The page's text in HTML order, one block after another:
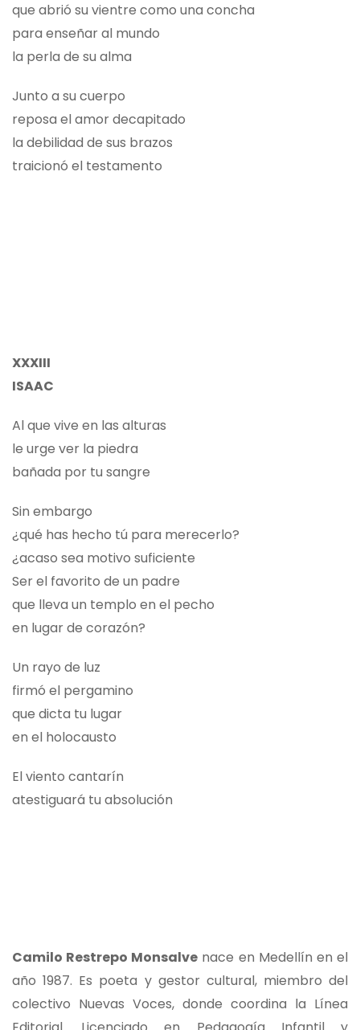
que abrió su vientre como una concha
para enseñar al mundo
la perla de su alma
Junto a su cuerpo
reposa el amor decapitado
la debilidad de sus brazos
traicionó el testamento
XXXIII
ISAAC
Al que vive en las alturas
le urge ver la piedra
bañada por tu sangre
Sin embargo
¿qué has hecho tú para merecerlo?
¿acaso sea motivo suficiente
Ser el favorito de un padre
que lleva un templo en el pecho
en lugar de corazón?
Un rayo de luz
firmó el pergamino
que dicta tu lugar
en el holocausto
El viento cantarín
atestiguará tu absolución
Camilo Restrepo Monsalve nace en Medellín en el
año 1987. Es poeta y gestor cultural, miembro del
colectivo Nuevas Voces, donde coordina la Línea